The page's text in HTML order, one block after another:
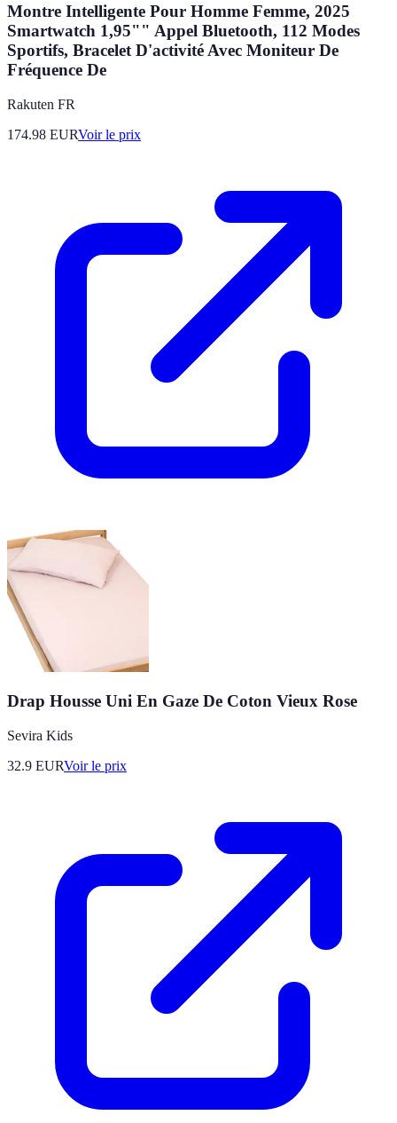
Montre Intelligente Pour Homme Femme, 2025
Smartwatch 1,95"" Appel Bluetooth, 112 Modes
Sportifs, Bracelet D'activité Avec Moniteur De
Fréquence De
Rakuten FR
174.98 EURVoir le prix
Drap Housse Uni En Gaze De Coton Vieux Rose
Sevira Kids
32.9 EURVoir le prix